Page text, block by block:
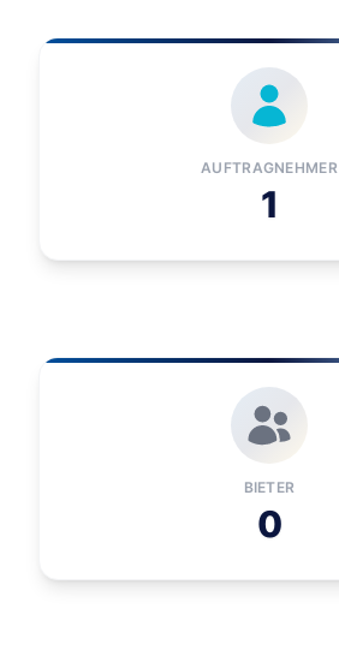
AUFTRAGNEHMER
1
BIETER
0